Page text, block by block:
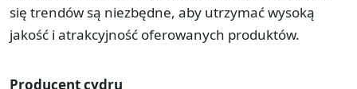
się trendów są niezbędne, aby utrzymać wysoką
jakość i atrakcyjność oferowanych produktów.
Producent cydru